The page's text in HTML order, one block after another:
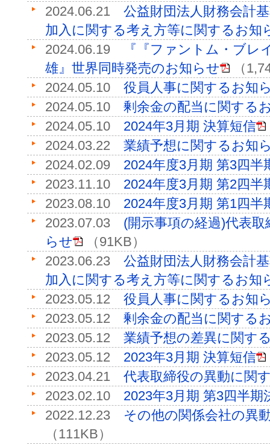
2024.06.21 公益財団法人財務会計
加入に関する考え方等に関するお知
2024.06.19
『『ファントム・ブレ
雄』世界同時発売のお知らせ
（
2024.05.10 役員人事に関するお知
2024.05.10 剰余金の配当に関する
2024.05.10 2024年3月期 決算短信
2024.03.22 業績予想に関するお知
2024.02.09 2024年度3月期 第3四半
2023.11.10 2024年度3月期 第2四半
2023.08.10 2024年度3月期 第1四半
2023.07.03 (開示事項の経過)代表
らせ
（91KB）
2023.06.23 公益財団法人財務会計
加入に関する考え方等に関するお知
2023.05.12 役員人事に関するお知
2023.05.12 剰余金の配当に関する
2023.05.12 業績予想の差異に関す
2023.05.12 2023年3月期 決算短信
2023.04.21 代表取締役の異動に関
2023.02.10 2023年3月期 第3四半期
2022.12.23 その他の関係会社の異
（111KB）